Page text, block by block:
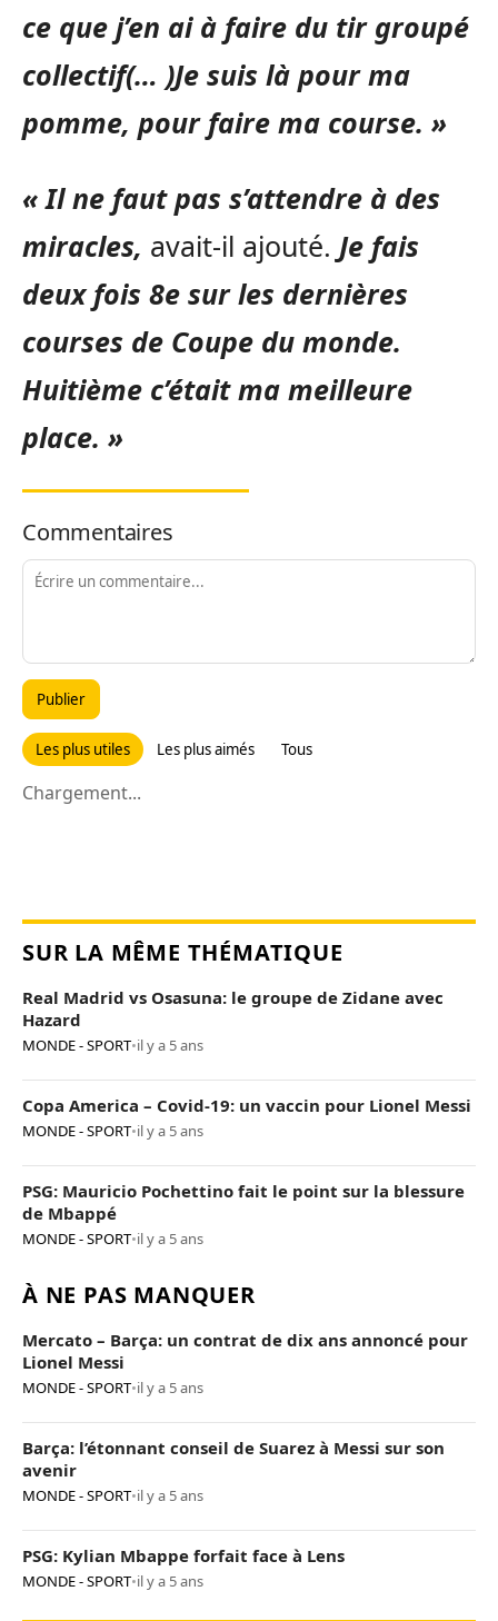
ce que j’en ai à faire du tir groupé
collectif(… )Je suis là pour ma
pomme, pour faire ma course. »
« Il ne faut pas s’attendre à des
miracles, avait-il ajouté. Je fais
deux fois 8e sur les dernières
courses de Coupe du monde.
Huitième c’était ma meilleure
place. »
Commentaires
Publier
Les plus utiles Les plus aimés Tous
Chargement...
SUR LA MÊME THÉMATIQUE
Real Madrid vs Osasuna: le groupe de Zidane avec
Hazard
MONDE - SPORT•il y a 5 ans
Copa America – Covid-19: un vaccin pour Lionel Messi
MONDE - SPORT•il y a 5 ans
PSG: Mauricio Pochettino fait le point sur la blessure
de Mbappé
MONDE - SPORT•il y a 5 ans
À NE PAS MANQUER
Mercato – Barça: un contrat de dix ans annoncé pour
Lionel Messi
MONDE - SPORT•il y a 5 ans
Barça: l’étonnant conseil de Suarez à Messi sur son
avenir
MONDE - SPORT•il y a 5 ans
PSG: Kylian Mbappe forfait face à Lens
MONDE - SPORT•il y a 5 ans